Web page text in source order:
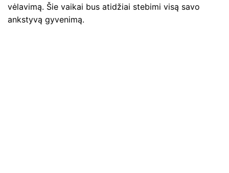
vėlavimą. Šie vaikai bus atidžiai stebimi visą savo
ankstyvą gyvenimą.